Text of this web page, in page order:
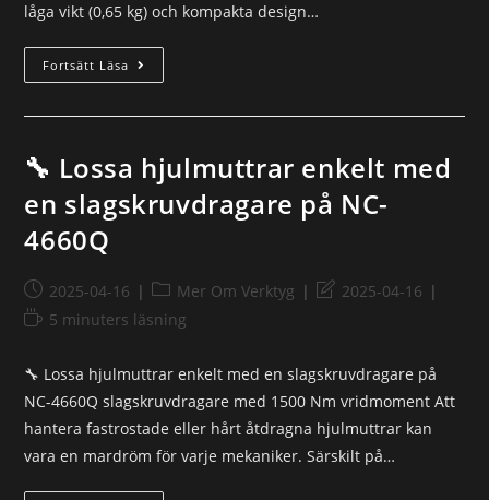
låga vikt (0,65 kg) och kompakta design…
Fortsätt Läsa
🔧 Lossa hjulmuttrar enkelt med
en slagskruvdragare på NC-
4660Q
2025-04-16 Mer Om Verktyg
2025-04-16
5 minuters läsning
🔧 Lossa hjulmuttrar enkelt med en slagskruvdragare på
NC-4660Q slagskruvdragare med 1500 Nm vridmoment Att
hantera fastrostade eller hårt åtdragna hjulmuttrar kan
vara en mardröm för varje mekaniker. Särskilt på…